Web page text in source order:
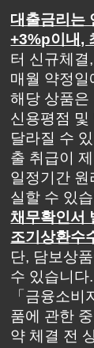
대출금리는
+3%p이내,
터 신규체결
매월 약정일
해당 상품은
신용평점
달라질 수
출 취급이
일정기간
실할 수 있
채무확인서
조기상환수
단, 담보상
수 있습니다.
「금융소
품에 관한
약 체결 전